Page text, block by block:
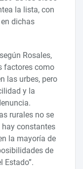
la lista, con
dichas
Rosales,
factores como
las urbes, pero
y la
rurales no se
hay constantes
la mayoría de
de
Estado”.